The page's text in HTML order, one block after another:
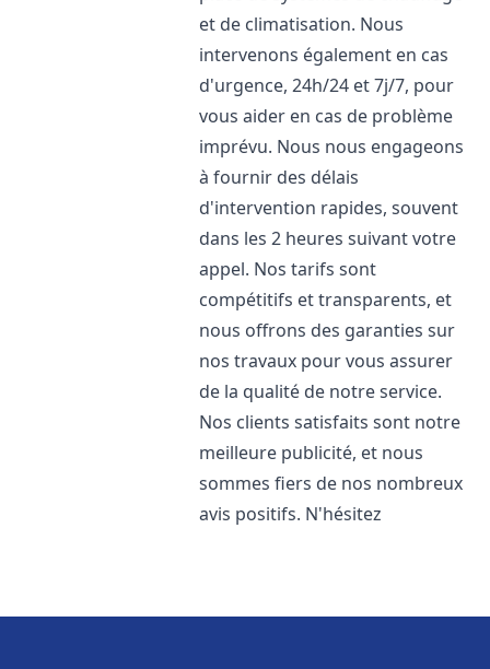
et de climatisation. Nous
intervenons également en cas
d'urgence, 24h/24 et 7j/7, pour
vous aider en cas de problème
imprévu. Nous nous engageons
à fournir des délais
d'intervention rapides, souvent
dans les 2 heures suivant votre
appel. Nos tarifs sont
compétitifs et transparents, et
nous offrons des garanties sur
nos travaux pour vous assurer
de la qualité de notre service.
Nos clients satisfaits sont notre
meilleure publicité, et nous
sommes fiers de nos nombreux
avis positifs. N'hésitez